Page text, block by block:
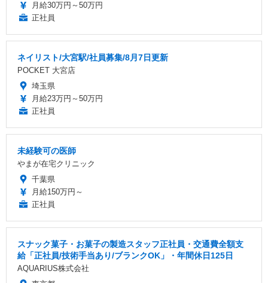
月給30万円～50万円
正社員
ネイリスト/大宮駅/社員募集/8月7日更新
POCKET 大宮店
埼玉県
月給23万円～50万円
正社員
未経験可の医師
やまが在宅クリニック
千葉県
月給150万円～
正社員
スナック菓子・お菓子の製造スタッフ正社員・交通費全額支
給「正社員/技術手当あり/ブランクOK」・年間休日125日
AQUARIUS株式会社